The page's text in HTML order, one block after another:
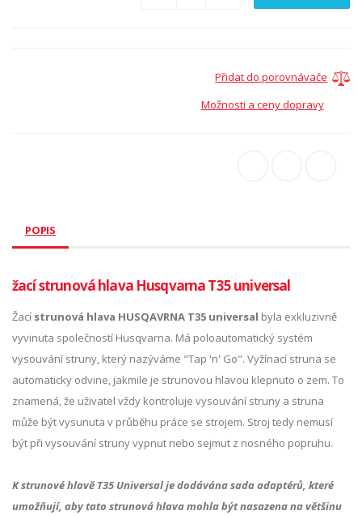
Přidat do porovnávače
Možnosti a ceny dopravy
POPIS
žací strunová hlava Husqvarna T35 universal
Žací strunová hlava HUSQAVRNA T35 universal byla exkluzivně
vyvinuta společností Husqvarna. Má poloautomatický systém
vysouvání struny, který nazýváme "Tap 'n' Go". Vyžínací struna se
automaticky odvine, jakmile je strunovou hlavou klepnuto o zem. To
znamená, že uživatel vždy kontroluje vysouvání struny a struna
může být vysunuta v průběhu práce se strojem. Stroj tedy nemusí
být při vysouvání struny vypnut nebo sejmut z nosného popruhu.
K strunové hlavě T35 Universal je dodávána sada adaptérů, které
umožňují, aby tato strunová hlava mohla být nasazena na většinu